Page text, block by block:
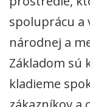
spoluprácu a
národnej a
Základom sú
kladieme